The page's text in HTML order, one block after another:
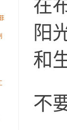
在
阳
和
不